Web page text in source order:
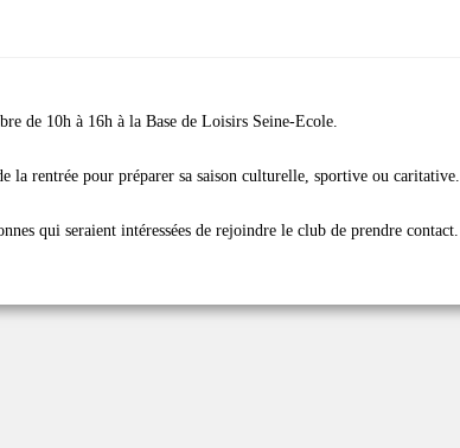
de 10h à 16h à la Base de Loisirs Seine-Ecole.
la rentrée pour préparer sa saison culturelle, sportive ou caritative.
qui seraient intéressées de rejoindre le club de prendre contact.